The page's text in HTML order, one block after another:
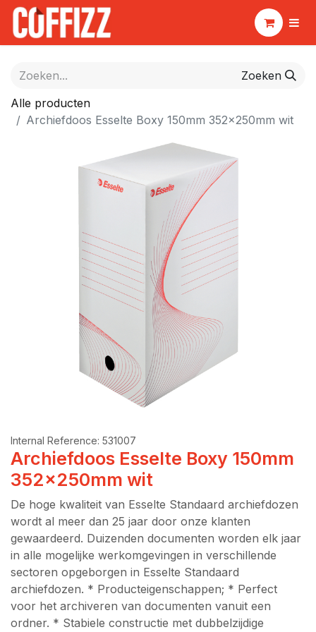
Zoeken
Alle producten
Archiefdoos Esselte Boxy 150mm 352x250mm wit
Internal Reference: 531007
Archiefdoos Esselte Boxy 150mm
352x250mm wit
De hoge kwaliteit van Esselte Standaard archiefdozen
wordt al meer dan 25 jaar door onze klanten
gewaardeerd. Duizenden documenten worden elk jaar
in alle mogelijke werkomgevingen in verschillende
sectoren opgeborgen in Esselte Standaard
archiefdozen. * Producteigenschappen; * Perfect
voor het archiveren van documenten vanuit een
ordner. * Stabiele constructie met dubbelzijdige